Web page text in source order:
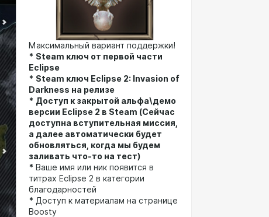
Максимальный вариант поддержки!
* Steam ключ от первой части
Eclipse
* Steam ключ Eclipse 2: Invasion of
Darkness на релизе
* Доступ к закрытой альфа\демо
версии Eclipse 2 в Steam (Сейчас
доступна вступительная миссия,
а далее автоматически будет
обновляться, когда мы будем
заливать что-то на тест)
* Ваше имя или ник появится в
титрах Eclipse 2 в категории
благодарностей
* Доступ к материалам на странице
Boosty